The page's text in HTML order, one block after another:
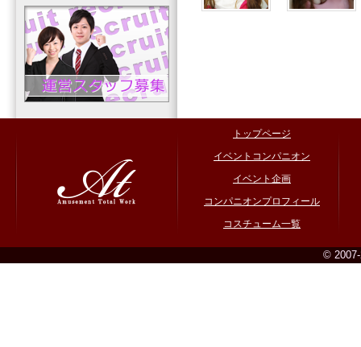
トップページ
イベントコンパニオン
イベント企画
コンパニオンプロフィール
コスチューム一覧
©